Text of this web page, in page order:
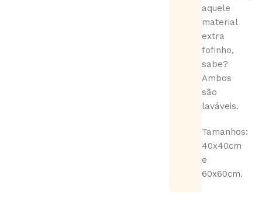
aquele
material
extra
fofinho,
sabe?
Ambos
são
laváveis.
Tamanhos:
40x40cm
e
60x60cm.